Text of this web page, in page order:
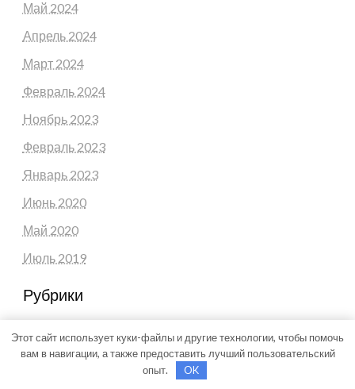
Май 2024
Апрель 2024
Март 2024
Февраль 2024
Ноябрь 2023
Февраль 2023
Январь 2023
Июнь 2020
Май 2020
Июль 2019
Рубрики
Uncategorised
Куда поехать
Этот сайт использует куки-файлы и другие технологии, чтобы помочь
вам в навигации, а также предоставить лучший пользовательский
опыт.
OK